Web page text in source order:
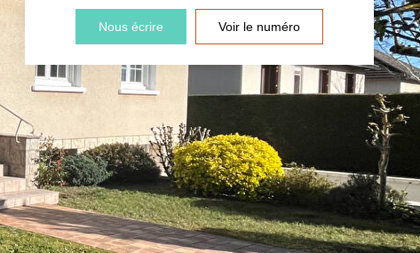
Nous écrire Voir le numéro